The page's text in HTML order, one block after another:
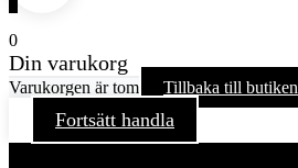
0
Din varukorg
Varukorgen är tom Tillbaka till butiken
Fortsätt handla